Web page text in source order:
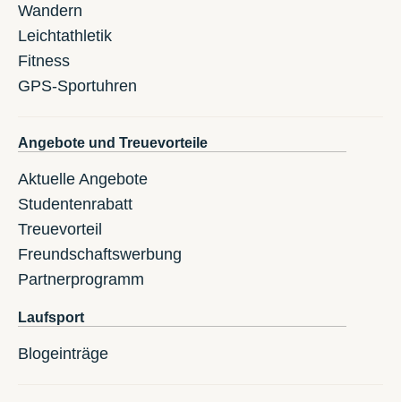
Wandern
Leichtathletik
Fitness
GPS-Sportuhren
Angebote und Treuevorteile
Aktuelle Angebote
Studentenrabatt
Treuevorteil
Freundschaftswerbung
Partnerprogramm
Laufsport
Blogeinträge